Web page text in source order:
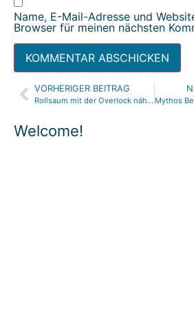
Welcome!
Name, E-Mail-Adresse und
Browser für meinen nächsten
Alternative:
VORHERIGER BEITRAG
Rollsaum mit der Overlock nähen | Umbau zum Rollsaum an verschiedenen Modelle | Nähanleitung